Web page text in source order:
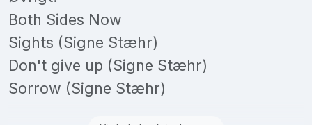
Both Sides Now
Sights (Signe Stæhr)
Don't give up (Signe Stæhr)
Sorrow (Signe Stæhr)